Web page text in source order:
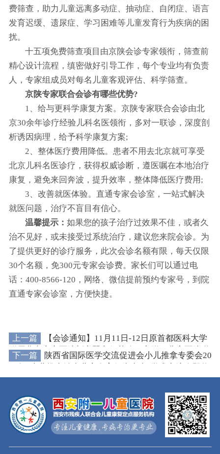
费筛查，助力儿童远离多动症、抽动症、自闭症、语言
发育迟缓、遗尿症、学习困难等儿童发育行为疾病的困
扰。
十五项免费筛查项目由京陕会诊专家领衔，筛查前
精心设计流程，缜密做好引导工作，每个专业均有负责
人，专家组成员对每名儿童客观评估、科学筛查。
京陕专家联合会诊有哪些优势?
1、给与更科学康复方案。京陕专家联合会诊由北
京30余年诊疗经验儿科名医领衔，多对一联诊，深度剖
析诱因病理，给予科学康复方案;
2、整体医疗费用降低。患者不用去北京就可享受
北京儿科名医诊疗，获得权威诊断，遵医嘱在本地治疗
康复，避免来回奔波，提升效率，整体降低医疗费用;
3、改善就医体验。直通专家会诊室，一站式解决
就医问题，治疗不盲目有信心。
温馨提示：如果您的孩子治疗过效果不佳，或者久
治不见好，或未接受过系统治疗，建议您来院会诊。为
了提供更好的诊疗服务，此次会诊名额有限，每天仅限
30个名额，免300元专家会诊费。家长们可以通过电
话：400-8566-120，网络、微信提前预约专家号，到院
直通专家会诊室，方便快捷。
上一篇
【会诊通知】11月11日-12日原首都医科大学
附属北京安定医院刘永翼主任莅临西安附一儿童医院联
合会诊
下一篇
陕西省国际医学交流促进会小儿推拿专委会20
开幕